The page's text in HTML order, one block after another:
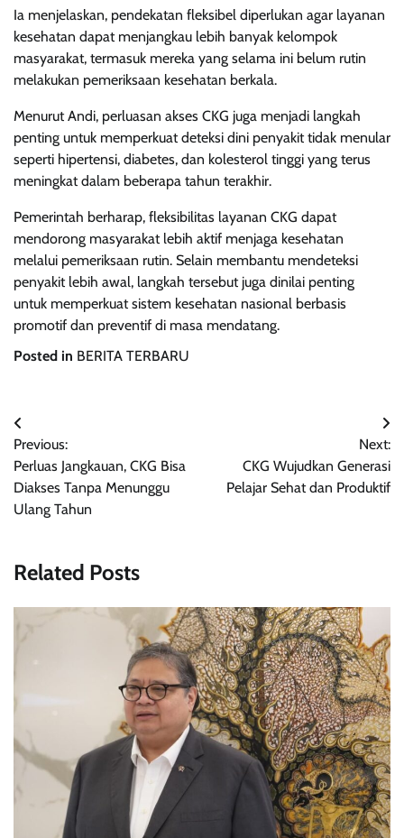
Ia menjelaskan, pendekatan fleksibel diperlukan agar layanan
kesehatan dapat menjangkau lebih banyak kelompok
masyarakat, termasuk mereka yang selama ini belum rutin
melakukan pemeriksaan kesehatan berkala.
Menurut Andi, perluasan akses CKG juga menjadi langkah
penting untuk memperkuat deteksi dini penyakit tidak menular
seperti hipertensi, diabetes, dan kolesterol tinggi yang terus
meningkat dalam beberapa tahun terakhir.
Pemerintah berharap, fleksibilitas layanan CKG dapat
mendorong masyarakat lebih aktif menjaga kesehatan
melalui pemeriksaan rutin. Selain membantu mendeteksi
penyakit lebih awal, langkah tersebut juga dinilai penting
untuk memperkuat sistem kesehatan nasional berbasis
promotif dan preventif di masa mendatang.
Posted in BERITA TERBARU
Post
navigation
Previous:
Perluas Jangkauan, CKG Bisa
Diakses Tanpa Menunggu
Ulang Tahun
Next:
CKG Wujudkan Generasi
Pelajar Sehat dan Produktif
Related Posts